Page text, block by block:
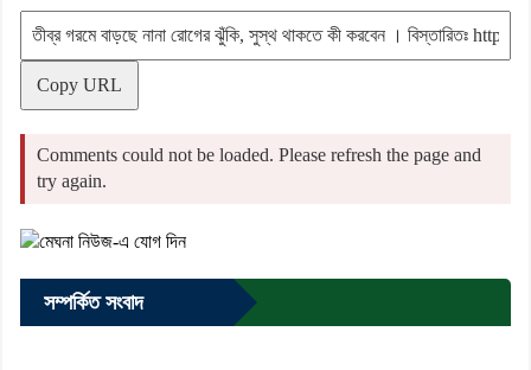
Copy URL
Comments could not be loaded. Please refresh the page and
try again.
সম্পর্কিত সংবাদ